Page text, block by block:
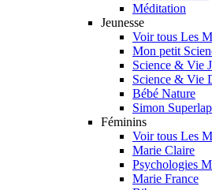
Méditation
Jeunesse
Voir tous Les
Mon petit
Science & Vie
Science & Vie
Bébé Nature
Simon
Féminins
Voir tous Les
Marie Claire
Psychologies
Marie France